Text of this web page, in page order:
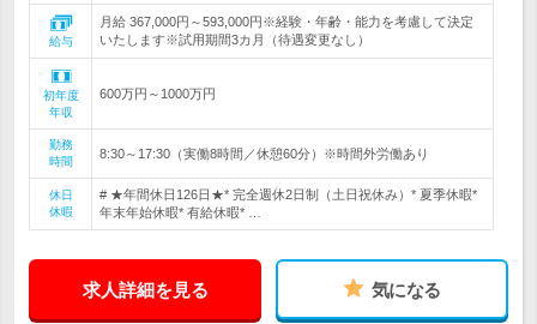
給与
月給 367,000円～593,000円※経験・年齢・能力を考慮して決定
いたします※試用期間3カ月（待遇変更なし）
初年度
年収
600万円～1000万円
勤務
時間
8:30～17:30（実働8時間／休憩60分）※時間外労働あり
休日
休暇
# ★年間休日126日★* 完全週休2日制（土日祝休み）* 夏季休暇*
年末年始休暇* 有給休暇* …
求人詳細を見る 気になる